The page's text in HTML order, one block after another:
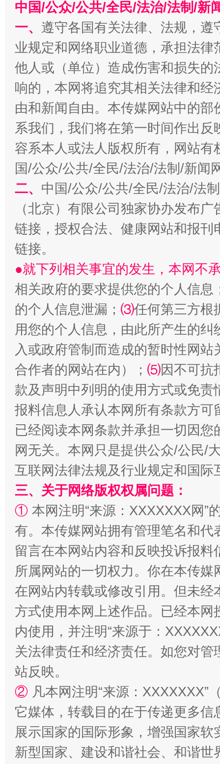
在谋一域中谋全局
习近平的博鳌关键词
魏明亮
“刷贴”乱象丛生
揭批美国五大"原罪" "炒
解纷+调解+退费，一次搞定
站台名比不上好声名
中国/公众/公共/全民/法治/法制/新
一、 遵守各国有关法律、法规，
业规定和网络职业道德，承担法
他人或（单位）造成伤害和损失
响的，本网将追究其相关法律和
由和新闻自由。本传媒网站中的
系我们，我们将在第一时间作出
容系本人或法人版权所有，网站
国/公众/公共/全民/法治/法制/新闻
二、 中国/公众/公共/全民/法治/法
（北京）有限公司独家协办发布
链接，授权合法、健康网站和报
链接。
●就下列相关事宜的发生，本网不
相关政府的要求提供您的个人信息
的个人信息泄漏； ⑶任何第三方根
用您的个人信息，由此所产生的纠
入或政府管制而造成的暂时性网
合作者的网站在内）； ⑸因不可抗
款及声明中列明的使用方式或免责
报料信息人承认本网所有条款方
已经阅读本网条款并承担一切因
网无关。本网只是提供公众/公民/
互联网法律法规及行业规定和国
三、关于网络版权权属问题：
① 本网注明“来源：XXXXXXX网”
有。本传媒网站拥有管理笔名和
留言在本网站内容和反映投诉报
所属网站的一切权力。你在本传
在网站内转载或修改引用。但未
方式使用本网上述作品。已经本
内使用，并注明“来源于：
关法律责任和经济责任。如您对
站反映。
② 凡本网注明“来源：
它媒体，转载目的在于传递更多
展示国家的国际形象，增强国家
新型国家、建设和谐社会、和谐